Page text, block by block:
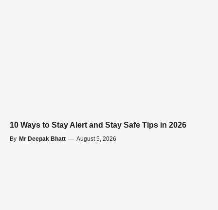
10 Ways to Stay Alert and Stay Safe Tips in 2026
By Mr Deepak Bhatt — August 5, 2026